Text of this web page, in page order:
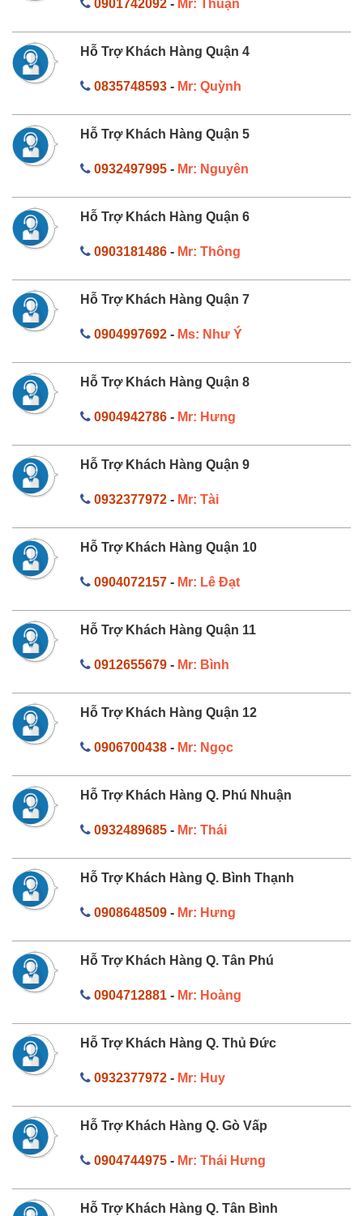
0901742092- Mr: Thuận
Hỗ Trợ Khách Hàng Quận 4
0835748593- Mr: Quỳnh
Hỗ Trợ Khách Hàng Quận 5
0932497995- Mr: Nguyên
Hỗ Trợ Khách Hàng Quận 6
0903181486- Mr: Thông
Hỗ Trợ Khách Hàng Quận 7
0904997692- Ms: Như Ý
Hỗ Trợ Khách Hàng Quận 8
0904942786- Mr: Hưng
Hỗ Trợ Khách Hàng Quận 9
0932377972- Mr: Tài
Hỗ Trợ Khách Hàng Quận 10
0904072157- Mr: Lê Đạt
Hỗ Trợ Khách Hàng Quận 11
0912655679- Mr: Bình
Hỗ Trợ Khách Hàng Quận 12
0906700438- Mr: Ngọc
Hỗ Trợ Khách Hàng Q. Phú Nhuận
0932489685- Mr: Thái
Hỗ Trợ Khách Hàng Q. Bình Thạnh
0908648509- Mr: Hưng
Hỗ Trợ Khách Hàng Q. Tân Phú
0904712881- Mr: Hoàng
Hỗ Trợ Khách Hàng Q. Thủ Đức
0932377972- Mr: Huy
Hỗ Trợ Khách Hàng Q. Gò Vấp
0904744975- Mr: Thái Hưng
Hỗ Trợ Khách Hàng Q. Tân Bình